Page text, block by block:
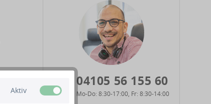
04105 56 155 60
Mo-Do: 8:30-17:00, Fr: 8:30-14:00
Aktiv